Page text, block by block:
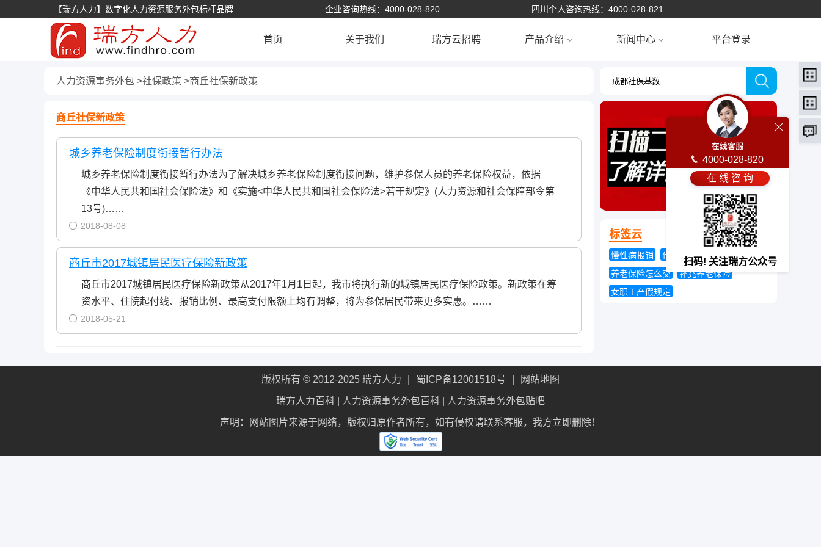
【瑞方人力】数字化人力资源服务外包标杆品牌 企业咨询热线：4000-028-820 四川个人咨询热线：4000-028-821
首页 关于我们 瑞方云招聘 产品介绍 新闻中心 平台登录
人力资源事务外包 社保政策 商丘社保新政策
商丘社保新政策
城乡养老保险制度衔接暂行办法
城乡养老保险制度衔接暂行办法为了解决城乡养老保险制度衔接问题，维护参保人员的养老保险权益，依据
《中华人民共和国社会保险法》和《实施<中华人民共和国社会保险法>若干规定》(人力资源和社会保障部令第
13号)……
2018-08-08
商丘市2017城镇居民医疗保险新政策
商丘市2017城镇居民医疗保险新政策从2017年1月1日起，我市将执行新的城镇居民医疗保险政策。新政策在筹
资水平、住院起付线、报销比例、最高支付限额上均有调整，将为参保居民带来更多实惠。……
2018-05-21
标签云
慢性病报销
什么是社会保险
养老保险怎么交
补充养老保险
女职工产假规定
版权所有 © 2012-2025 瑞方人力 蜀ICP备12001518号 网站地图
瑞方人力百科 人力资源事务外包百科 人力资源事务外包贴吧
声明：网站图片来源于网络，版权归原作者所有，如有侵权请联系客服，我方立即删除！
4000-028-820
在 线 咨 询
扫码! 关注瑞方公众号